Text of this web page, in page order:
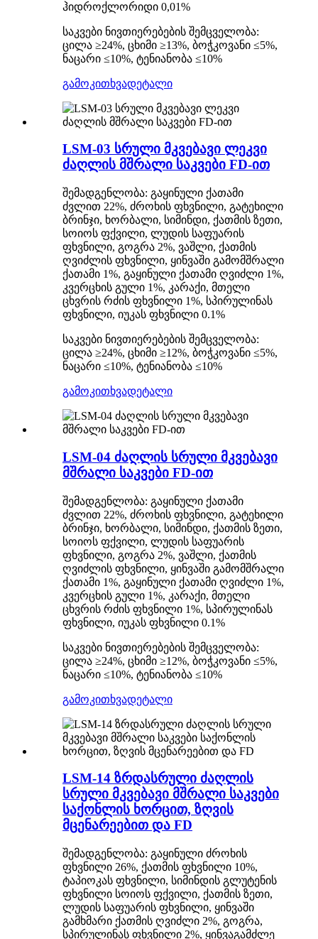
ჰიდროქლორიდი 0,01%
საკვები ნივთიერებების შემცველობა:
ცილა ≥24%, ცხიმი ≥13%, ბოჭკოვანი ≤5%,
ნაცარი ≤10%, ტენიანობა ≤10%
გამოკითხვადეტალი
LSM-03 სრული მკვებავი ლეკვი
ძაღლის მშრალი საკვები FD-ით
შემადგენლობა: გაყინული ქათამი
ძვლით 22%, ძროხის ფხვნილი, გატეხილი
ბრინჯი, ხორბალი, სიმინდი, ქათმის ზეთი,
სოიოს ფქვილი, ლუდის საფუარის
ფხვნილი, გოგრა 2%, ვაშლი, ქათმის
ღვიძლის ფხვნილი, ყინვაში გამომშრალი
ქათამი 1%, გაყინული ქათამი ღვიძლი 1%,
კვერცხის გული 1%, კარაქი, მთელი
ცხვრის რძის ფხვნილი 1%, სპირულინას
ფხვნილი, იუკას ფხვნილი 0.1%
საკვები ნივთიერებების შემცველობა:
ცილა ≥24%, ცხიმი ≥12%, ბოჭკოვანი ≤5%,
ნაცარი ≤10%, ტენიანობა ≤10%
გამოკითხვადეტალი
LSM-04 ძაღლის სრული მკვებავი
მშრალი საკვები FD-ით
შემადგენლობა: გაყინული ქათამი
ძვლით 22%, ძროხის ფხვნილი, გატეხილი
ბრინჯი, ხორბალი, სიმინდი, ქათმის ზეთი,
სოიოს ფქვილი, ლუდის საფუარის
ფხვნილი, გოგრა 2%, ვაშლი, ქათმის
ღვიძლის ფხვნილი, ყინვაში გამომშრალი
ქათამი 1%, გაყინული ქათამი ღვიძლი 1%,
კვერცხის გული 1%, კარაქი, მთელი
ცხვრის რძის ფხვნილი 1%, სპირულინას
ფხვნილი, იუკას ფხვნილი 0.1%
საკვები ნივთიერებების შემცველობა:
ცილა ≥24%, ცხიმი ≥12%, ბოჭკოვანი ≤5%,
ნაცარი ≤10%, ტენიანობა ≤10%
გამოკითხვადეტალი
LSM-14 ზრდასრული ძაღლის
სრული მკვებავი მშრალი საკვები
საქონლის ხორცით, ზღვის
მცენარეებით და FD
შემადგენლობა: გაყინული ძროხის
ფხვნილი 26%, ქათმის ფხვნილი 10%,
ტაპიოკას ფხვნილი, სიმინდის გლუტენის
ფხვნილი სოიოს ფქვილი, ქათმის ზეთი,
ლუდის საფუარის ფხვნილი, ყინვაში
გამხმარი ქათმის ღვიძლი 2%, გოგრა,
სპირულინას ფხვნილი 2%, ყინვაგამძლე